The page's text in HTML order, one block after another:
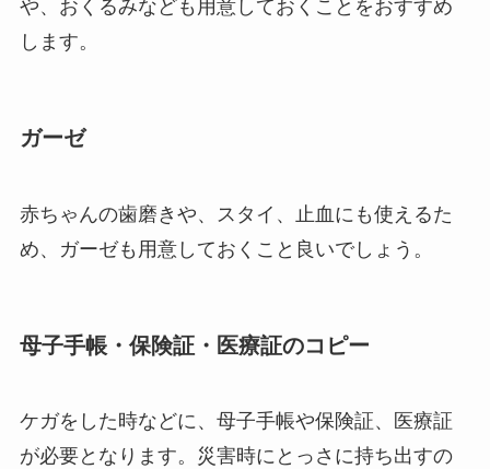
や、おくるみなども用意しておくことをおすすめ
します。
ガーゼ
赤ちゃんの歯磨きや、スタイ、止血にも使えるた
め、ガーゼも用意しておくこと良いでしょう。
母子手帳・保険証・医療証のコピー
ケガをした時などに、母子手帳や保険証、医療証
が必要となります。災害時にとっさに持ち出すの